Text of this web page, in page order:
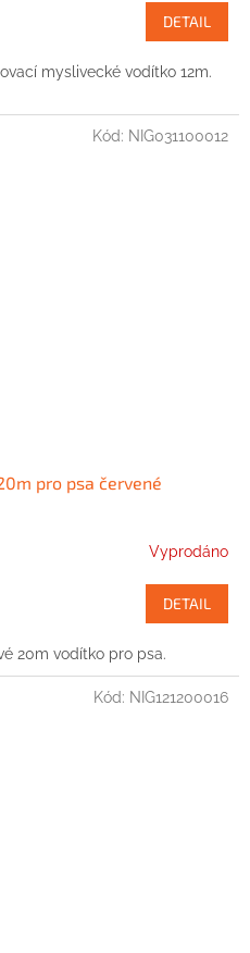
DETAIL
myslivecké vodítko 12m.
pro psa červené
Vyprodáno
DETAIL
20m vodítko pro psa.
Kód: NIG031100012
Kód: NIG121200016